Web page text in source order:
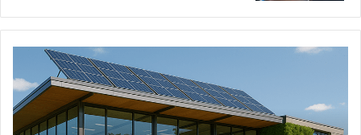
تخفيض
في
المباني: